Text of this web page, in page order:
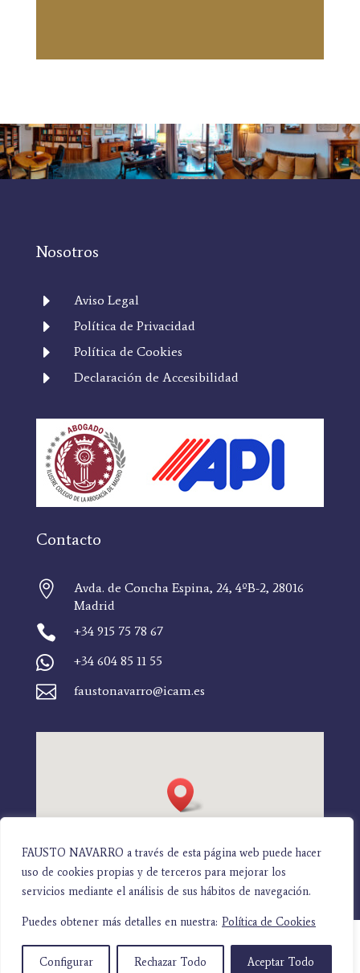
FAUSTO NAVARRO a través de esta página web puede hacer
uso de cookies propias y de terceros para mejorar los
servicios mediante el análisis de sus hábitos de navegación.
Puedes obtener más detalles en nuestra: Política de Cookies
Configurar Rechazar Todo Aceptar Todo
Nosotros
E Aviso Legal
E Política de Privacidad
E Política de Cookies
E Declaración de Accesibilidad
Contacto

Avda. de Concha Espina, 24, 4ºB-2, 28016
Madrid
 +34 915 75 78 67
 +34 604 85 11 55
 faustonavarro@icam.es